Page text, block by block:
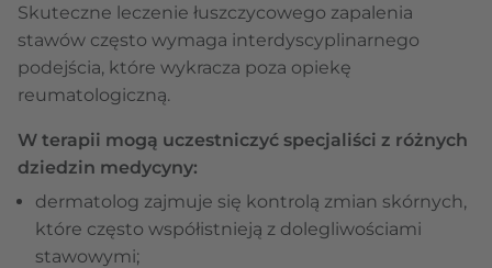
Skuteczne leczenie łuszczycowego zapalenia
stawów często wymaga interdyscyplinarnego
podejścia, które wykracza poza opiekę
reumatologiczną.
W terapii mogą uczestniczyć specjaliści z różnych
dziedzin medycyny:
dermatolog zajmuje się kontrolą zmian skórnych,
które często współistnieją z dolegliwościami
stawowymi;